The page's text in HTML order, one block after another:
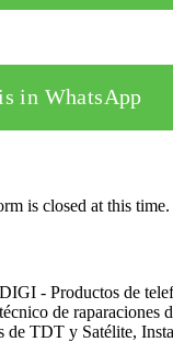
in WhatsApp
is closed at this time.
- Productos de
de raparaciones
de TDT y Satélite,